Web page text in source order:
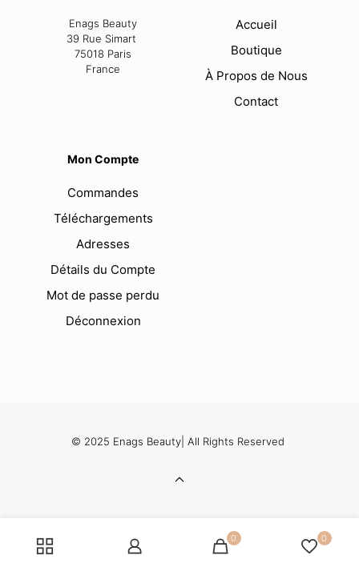
Enags Beauty
39 Rue Simart
75018 Paris
France
Accueil
Boutique
À Propos de Nous
Contact
Mon Compte
Commandes
Téléchargements
Adresses
Détails du Compte
Mot de passe perdu
Déconnexion
© 2025 Enags Beauty| All Rights Reserved
0 0